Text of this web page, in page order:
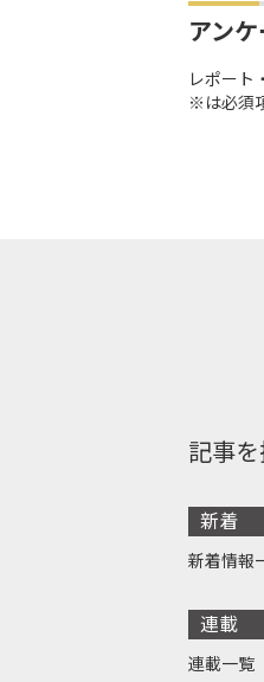
アンケ
レポート
※は必須
記事
新着
新着情報
連載
連載一覧